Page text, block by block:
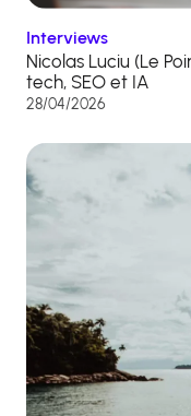
Interviews
Nicolas Luciu (Le
tech, SEO et IA
28/04/2026